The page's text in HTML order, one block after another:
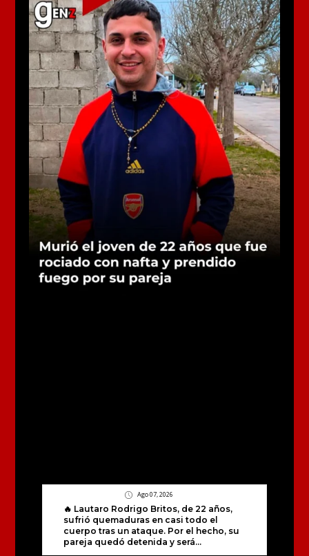
Ago 07, 2026
🔥 Lautaro Rodrigo Britos, de 22 años,
sufrió quemaduras en casi todo el
cuerpo tras un ataque. Por el hecho, su
pareja quedó detenida y será...